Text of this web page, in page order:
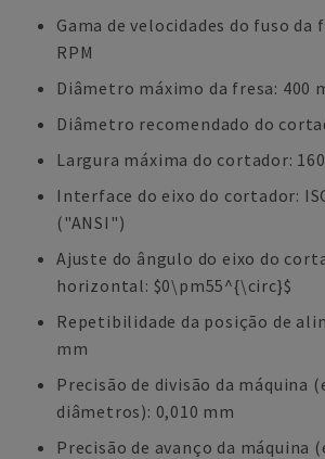
Gama de velocidades do fuso da
RPM
Diâmetro máximo da fresa: 400
Diâmetro recomendado do
Largura máxima do cortador:
Interface do eixo do cortador:
("ANSI")
Ajuste do ângulo do eixo do
horizontal: $0\pm55^{\circ}$
Repetibilidade da posição de
mm
Precisão de divisão da máquina
diâmetros): 0,010 mm
Precisão de avanço da máquina